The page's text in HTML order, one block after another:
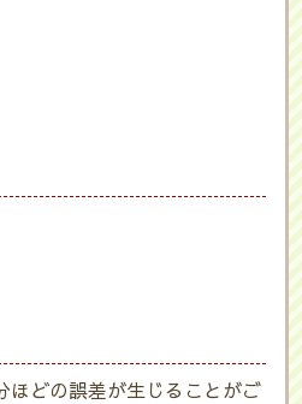
ほどの誤差が生じることがご